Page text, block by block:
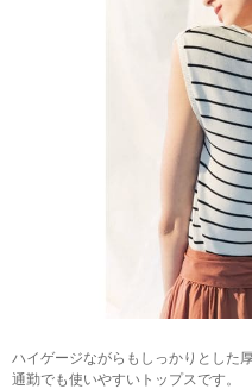
ハイゲージながらもしっかりとした
通勤でも使いやすいトップスです。